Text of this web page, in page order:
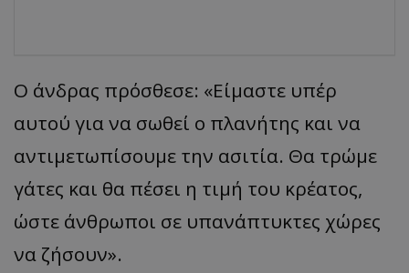
Ο άνδρας πρόσθεσε: «Είμαστε υπέρ
αυτού για να σωθεί ο πλανήτης και να
αντιμετωπίσουμε την ασιτία. Θα τρώμε
γάτες και θα πέσει η τιμή του κρέατος,
ώστε άνθρωποι σε υπανάπτυκτες χώρες
να ζήσουν».